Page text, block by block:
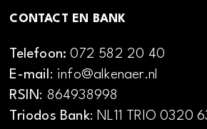
CONTACT EN BANK
Telefoon:072 582 20 40
E-mail: info@alkenaer.nl
RSIN: 864938998
Triodos Bank: NL11 TRIO 0320